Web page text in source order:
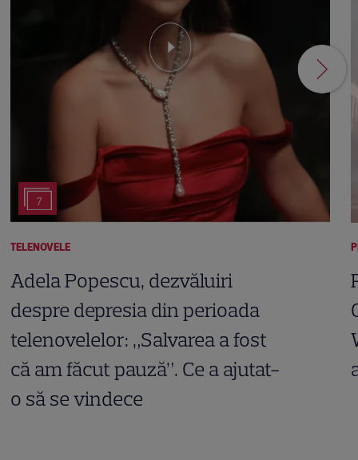
7
TELENOVELE
Adela Popescu, dezvăluiri
despre depresia din perioada
telenovelelor: „Salvarea a fost
că am făcut pauză”. Ce a ajutat-
o să se vindece